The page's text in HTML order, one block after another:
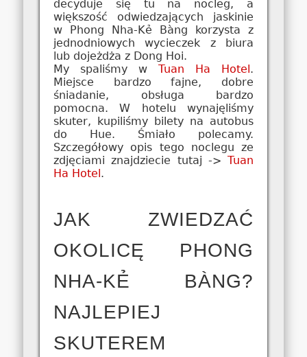
decyduje się tu na nocleg, a
większość odwiedzających jaskinie
w Phong Nha-Kẻ Bàng korzysta z
jednodniowych wycieczek z biura
lub dojeżdża z Dong Hoi.
My spaliśmy w Tuan Ha Hotel .
Miejsce bardzo fajne, dobre
śniadanie, obsługa bardzo
pomocna. W hotelu wynajęliśmy
skuter, kupiliśmy bilety na autobus
do Hue. Śmiało polecamy.
Szczegółowy opis tego noclegu ze
zdjęciami znajdziecie tutaj -> Tuan
Ha Hotel .
JAK ZWIEDZAĆ
OKOLICĘ PHONG
NHA-KẺ BÀNG?
NAJLEPIEJ
SKUTEREM